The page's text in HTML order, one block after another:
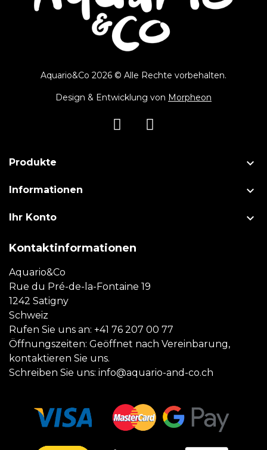
Aquario&Co 2026 © Alle Rechte vorbehalten.
Design & Entwicklung von Morpheon
Produkte 
Informationen 
Ihr Konto 
Kontaktinformationen
Aquario&Co
Rue du Pré-de-la-Fontaine 19
1242 Satigny
Schweiz
Rufen Sie uns an: +41 76 207 00 77
Öffnungszeiten: Geöffnet nach Vereinbarung,
kontaktieren Sie uns.
Schreiben Sie uns: info@aquario-and-co.ch